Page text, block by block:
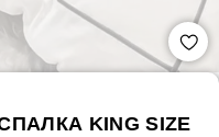
KING SIZE